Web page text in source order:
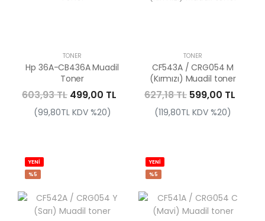
TONER
Hp 36A-CB436A Muadil
Toner
603,93 TL 499,00 TL
(99,80TL KDV %20)
TONER
CF543A / CRG054 M
(Kırmızı) Muadil toner
627,18 TL 599,00 TL
(119,80TL KDV %20)
YENİ
%5
YENİ
%5